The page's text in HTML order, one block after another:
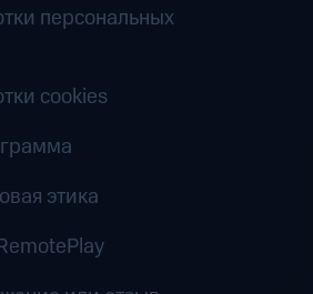
персональных
cookies
этика